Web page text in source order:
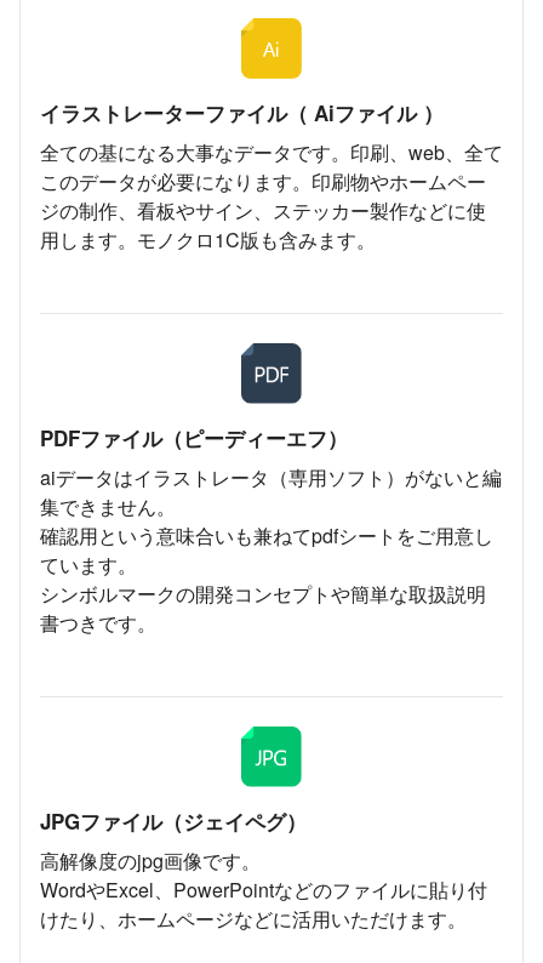
イラストレーターファイル（ Aiファイル ）
全ての基になる大事なデータです。印刷、web、全て
このデータが必要になります。印刷物やホームペー
ジの制作、看板やサイン、ステッカー製作などに使
用します。モノクロ1C版も含みます。
PDFファイル（ピーディーエフ）
aiデータはイラストレータ（専用ソフト）がないと編
集できません。
確認用という意味合いも兼ねてpdfシートをご用意し
ています。
シンボルマークの開発コンセプトや簡単な取扱説明
書つきです。
JPGファイル（ジェイペグ）
高解像度のjpg画像です。
WordやExcel、PowerPointなどのファイルに貼り付
けたり、ホームページなどに活用いただけます。